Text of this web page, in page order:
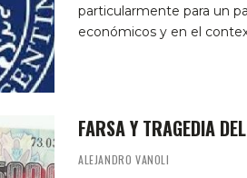
particularmente para un
económicos y en el
FARSA Y TRAGEDIA
ALEJANDRO VANOLI